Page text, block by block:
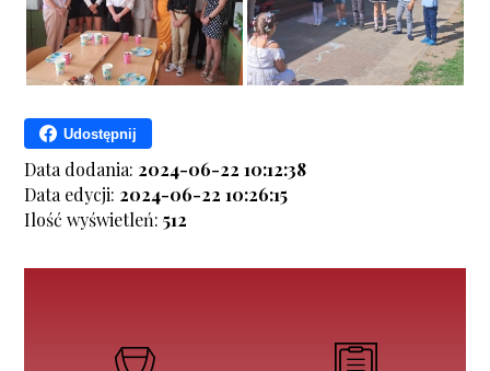
Udostępnij
Data dodania: 2024-06-22 10:12:38
Data edycji: 2024-06-22 10:26:15
Ilość wyświetleń:512